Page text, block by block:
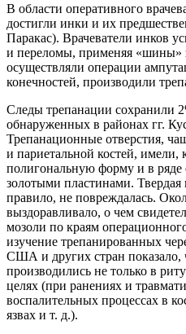
В области оперативного
достигли инки и их
Паракас). Врачеватели инков
и переломы, применяя «шины»
осуществляли операции
конечностей, производили
Следы трепанации сохранили
обнаруженных в районах гг.
Трепанационные отверстия,
и париетальной костей,
полигональную форму и в ряде
золотыми пластинами. Твердая
правило, не повреждалась.
выздоравливало, о чем
мозоли по краям
изучение трепанированных
США и других стран показало,
производились не только в
целях (при ранениях и
воспалительных процессах в
язвах и т. д.).